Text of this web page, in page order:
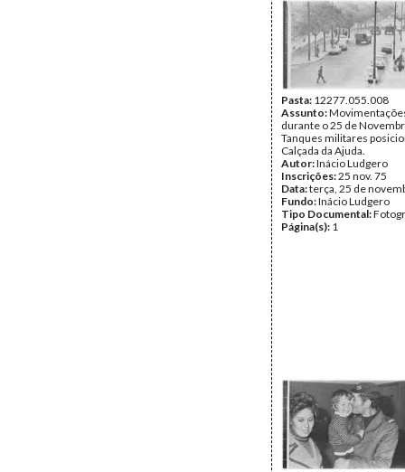
Pasta: 12277.055.008
Assunto:
durante o 25 de
Tanques militares
Calçada da Ajuda.
Autor:Inácio Ludgero
Inscrições:25 nov. 75
Data:terça, 25 de
Fundo:Inácio Ludgero
Tipo Documental:
Página(s): 1